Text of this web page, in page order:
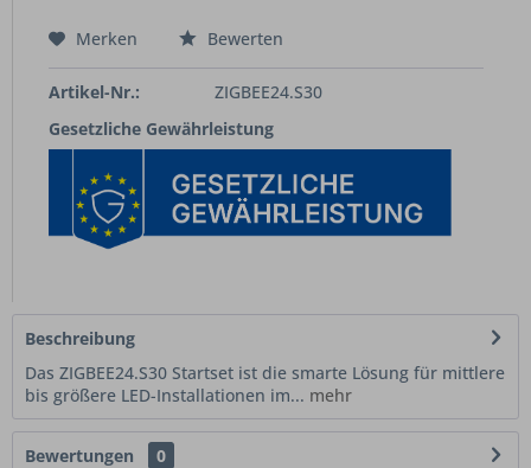
Merken Bewerten
Artikel-Nr.:
ZIGBEE24.S30
Gesetzliche Gewährleistung
Beschreibung
Das ZIGBEE24.S30 Startset ist die smarte Lösung für mittlere
bis größere LED-Installationen im... mehr
Bewertungen
0